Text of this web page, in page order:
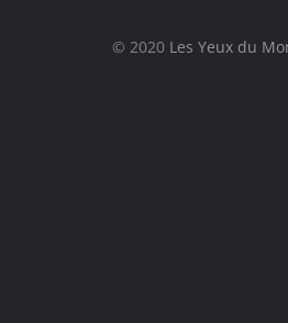
© 2020 Les Yeux du